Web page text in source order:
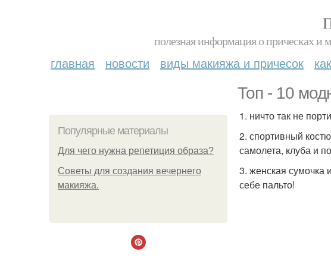
полезная информация о прическах и
главная новости виды макияжа и причесок
Топ - 10
Популярные материалы
Для чего нужна репетиция образа?
Советы для создания вечернего
макияжа.
1. ничто так не
2. спортивный
самолета, клуба и
3. женская сумочка
себе пальто!